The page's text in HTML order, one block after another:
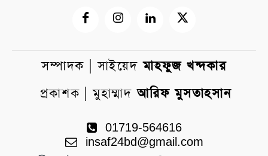
সম্পাদক | সাইয়েদমাহফুজ খন্দকার
প্রকাশক | মুহাম্মাদআরিফ মুসতাহসান
01719-564616
insaf24bd@gmail.com